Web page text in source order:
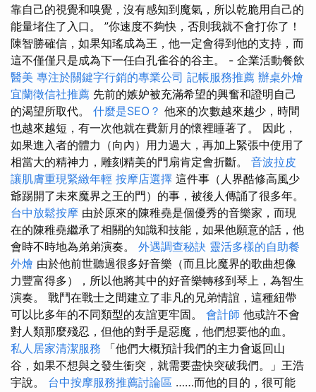
靠自己的視覺和嗅覺，沒有感知到魔氣，所以乾脆用自己的
能量堵住了入口。 ”你速度不夠快，否則我就不會打你了！
陳智勝確信，如果知瑤成為王，他一定會得到他的支持，而
這不僅僅只是成為下一任白孔雀谷的谷主。 - 企業活動餐飲
醫美 專注於關鍵字行銷的專業公司 記帳服務推薦 辦桌外燴
宜蘭徵信社推薦 先前的嫉妒被充滿希望的興奮和證明自己
的渴望所取代。 什麼是SEO？ 他來的次數越來越少，時間
也越來越短，有一次他就在費新月的懷裡睡著了。 因此，
如果進入者的體力（向內）用力過大，再加上緊張中使用了
相當大的精神力，雕刻精美的門扇肯定會折斷。 音波拉皮
讓肌膚重現緊緻年輕 按摩店選擇 這件事（人界酷修高風少
爺踢開了未來魔界之王的門）的事，被後人傳誦了很多年。
台中放鬆按摩 由於原來的陳稚堯是個優秀的音樂家，而現
在的陳稚堯繼承了相關的知識和技能，如果他願意的話，他
會時不時地為弟弟演奏。 外遇調查秘訣 靈活多樣的自助餐
外燴 由於他前世聽過很多好音樂（而且比魔界的歌曲想像
力豐富得多），所以他將其中的好音樂轉移到琴上，為智生
演奏。 戰鬥在戰士之間建立了非凡的兄弟情誼，這種紐帶
可以比多年的不同類型的友誼更牢固。 會計師 他或許不會
對人類那麼殘忍，但他的對手是惡魔，他們想要他的血。
私人居家清潔服務 「他們大概預計我們的主力會返回山
谷，如果不想與之發生衝突，就需要盡快突破我們。」王浩
宇說。 台中按摩服務推薦討論區 ……而他的目的，很可能